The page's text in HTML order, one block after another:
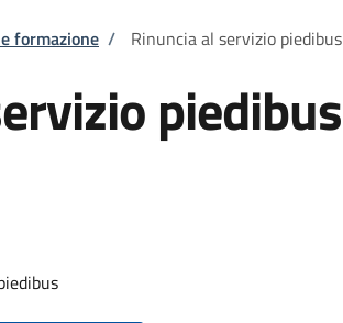
formazione / Rinuncia al servizio piedibus
piedibus